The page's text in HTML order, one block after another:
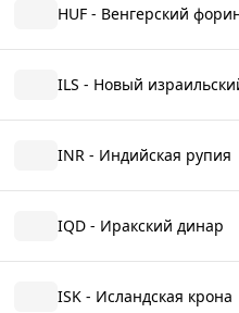
HUF - Венгерский
ILS - Новый
INR - Индийская рупия
IQD - Иракский динар
ISK - Исландская крона